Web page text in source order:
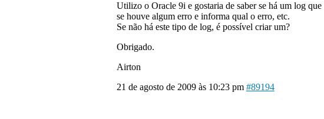
Utilizo o Oracle 9i e gostaria de saber se há um log
se houve algum erro e informa qual o erro, etc.
Se não há este tipo de log, é possível criar um?
Obrigado.
Airton
21 de agosto de 2009 às 10:23 pm #89194